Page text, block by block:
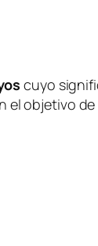
cuyo
objetivo de